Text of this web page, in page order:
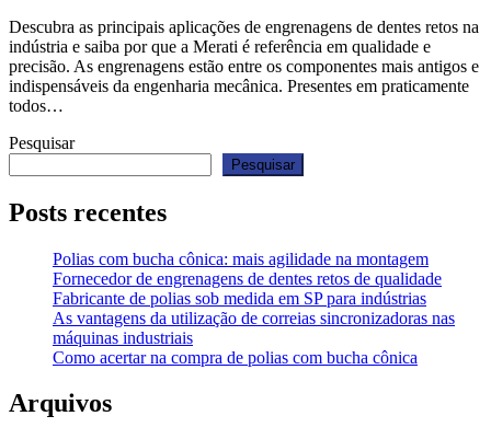
Descubra as principais aplicações de engrenagens de dentes retos na
indústria e saiba por que a Merati é referência em qualidade e
precisão. As engrenagens estão entre os componentes mais antigos e
indispensáveis da engenharia mecânica. Presentes em praticamente
todos…
Pesquisar
Pesquisar
Posts recentes
Polias com bucha cônica: mais agilidade na montagem
Fornecedor de engrenagens de dentes retos de qualidade
Fabricante de polias sob medida em SP para indústrias
As vantagens da utilização de correias sincronizadoras nas
máquinas industriais
Como acertar na compra de polias com bucha cônica
Arquivos